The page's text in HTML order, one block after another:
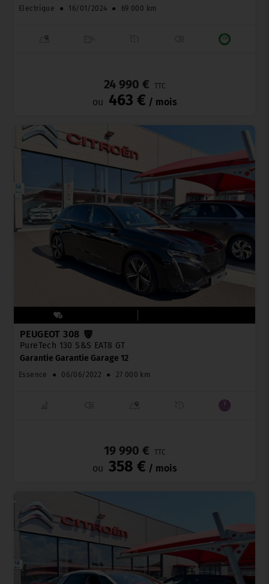
Electrique ● 16/01/2024 ● 69 000 km
24 990 € TTC
ou 463 € / mois
PEUGEOT 308
PureTech 130 S&S EAT8 GT
Garantie Garantie Garage 12
Essence ● 06/06/2022 ● 27 000 km
19 990 € TTC
ou 358 € / mois